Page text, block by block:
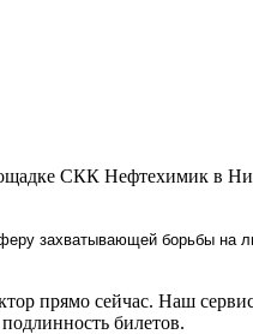
СКК Нефтехимик в
захватывающей борьбы на
прямо сейчас. Наш
билетов.